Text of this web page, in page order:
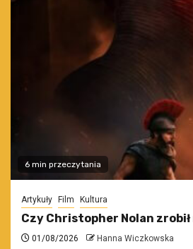
6 min przeczytania
Artykuły Film Kultura
Czy Christopher Nolan zrobił
01/08/2026 Hanna Wiczkowska